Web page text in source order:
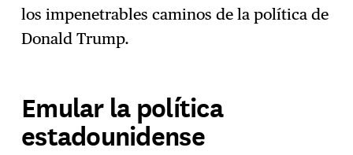
los impenetrables caminos de la política de
Donald Trump.
Emular la política
estadounidense